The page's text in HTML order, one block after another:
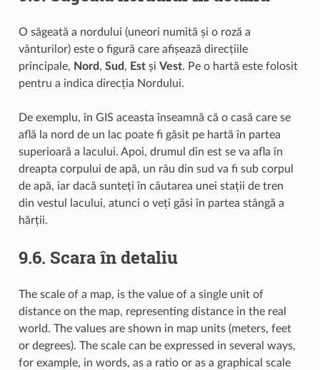
O săgeată a nordului (uneori numită și o roză a
vânturilor) este o figură care afișează direcțiile
principale, Nord , Sud , Estși Vest. Pe o hartă este folosit
pentru a indica direcția Nordului.
De exemplu, în GIS aceasta înseamnă că o casă care se
află la nord de un lac poate fi găsit pe hartă în partea
superioară a lacului. Apoi, drumul din est se va afla în
dreapta corpului de apă, un râu din sud va fi sub corpul
de apă, iar dacă sunteți în căutarea unei stații de tren
din vestul lacului, atunci o veți găsi în partea stângă a
hărții.
9.6. Scara în detaliu
The scale of a map, is the value of a single unit of
distance on the map, representing distance in the real
world. The values are shown in map units (meters, feet
or degrees). The scale can be expressed in several ways,
for example, in words, as a ratio or as a graphical scale